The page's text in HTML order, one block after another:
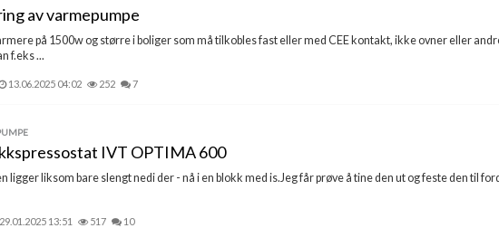
av varmepumpe
på 1500w og større i boliger som må tilkobles fast eller med CEE kontakt, ikke ovner eller
f.eks ...
13.06.2025 04:02 252 7
IVT OPTIMA 600
ligger liksom bare slengt nedi der - nå i en blokk med is.Jeg får prøve å tine den ut og feste den til
29.01.2025 13:51 517 10